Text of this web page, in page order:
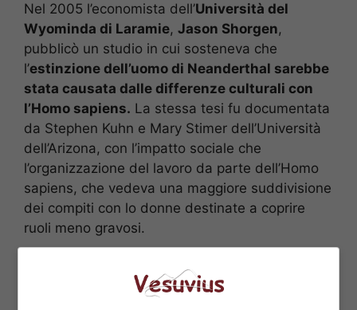
Nel 2005 l’economista dell’Università del
Wyominda di Laramie, Jason Shorgen,
pubblicò un studio in cui sosteneva che
l’estinzione dell’uomo di Neanderthal sarebbe
stata causata dalle differenze culturali con
l’Homo sapiens. La stessa tesi fu documentata
da Stephen Kuhn e Mary Stimer dell’Università
dell’Arizona, con l’impatto sociale che
l’organizzazione del lavoro da parte dell’Homo
sapiens, che vedeva una maggiore suddivisione
dei compiti con lo donne destinate a coprire
ruoli meno gravosi.